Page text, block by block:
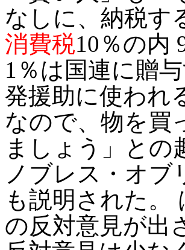
なしに、納税す
消費税10％の内
1％は国連に贈
発援助に使われ
なので、物を買
ましょう」との
ノブレス・オブ
も説明された。
の反対意見が出